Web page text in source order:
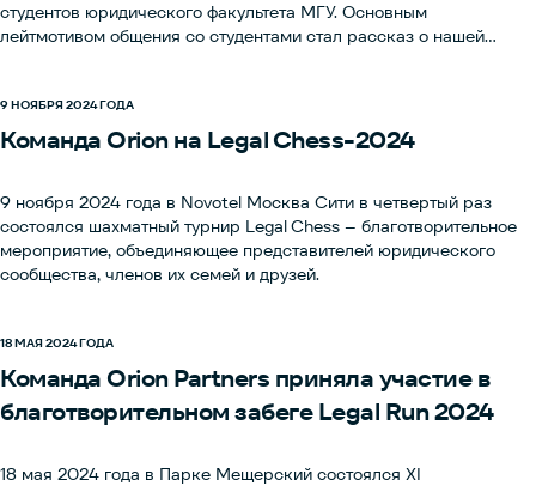
студентов юридического факультета МГУ. Основным
лейтмотивом общения со студентами стал рассказ о нашей
9 НОЯБРЯ 2024 ГОДА
Команда Orion на Legal Chess-2024
9 ноября 2024 года в Novotel Москва Сити в четвертый раз
состоялся шахматный турнир Legal Chess – благотворительное
мероприятие, объединяющее представителей юридического
сообщества, членов их семей и друзей.
18 МАЯ 2024 ГОДА
Команда Orion Partners приняла участие в
благотворительном забеге Legal Run 2024
18 мая 2024 года в Парке Мещерский состоялся XI